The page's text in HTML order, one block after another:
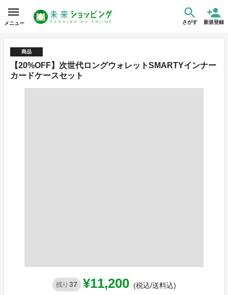
メニュー さがす 新規登録
商品
【20%OFF】次世代ロングウォレットSMARTYインナー
カードケースセット
残り 37 ¥11,200 (税込/送料込)